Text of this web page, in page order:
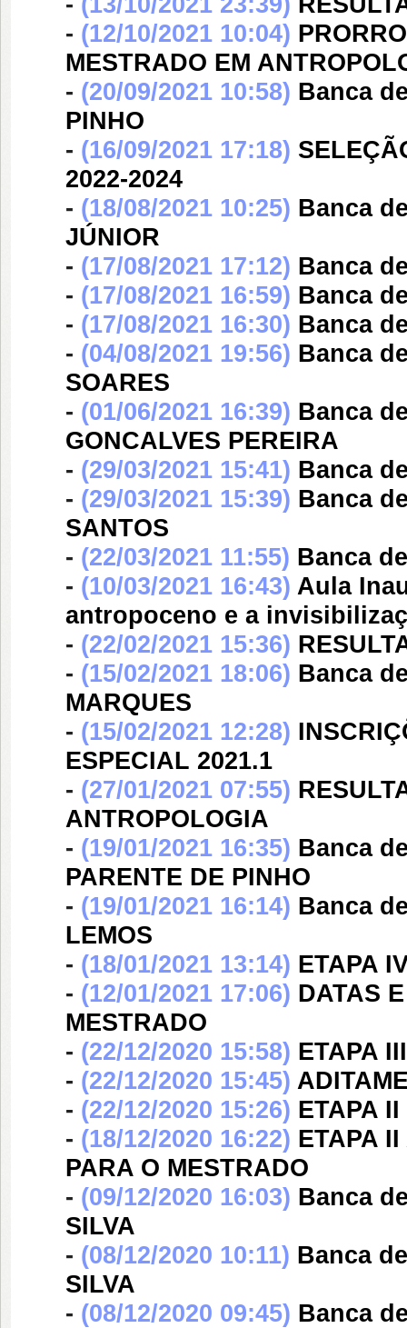
- (12/10/2021 10:04)
MESTRADO EM
- (20/09/2021 10:58) Banca
PINHO
- (16/09/2021 17:18)
2022-2024
- (18/08/2021 10:25) Banca
JÚNIOR
- (17/08/2021 17:12) Banca
- (17/08/2021 16:59) Banca
- (17/08/2021 16:30) Banca
- (04/08/2021 19:56) Banca
SOARES
- (01/06/2021 16:39) Banca
GONCALVES PEREIRA
- (29/03/2021 15:41) Banca
- (29/03/2021 15:39) Banca
SANTOS
- (22/03/2021 11:55) Banca
- (10/03/2021 16:43) Aula
antropoceno e a
- (22/02/2021 15:36)
- (15/02/2021 18:06) Banca
MARQUES
- (15/02/2021 12:28)
ESPECIAL 2021.1
- (27/01/2021 07:55)
ANTROPOLOGIA
- (19/01/2021 16:35) Banca
PARENTE DE PINHO
- (19/01/2021 16:14) Banca
LEMOS
- (18/01/2021 13:14) ETAPA
- (12/01/2021 17:06) DATAS
MESTRADO
- (22/12/2020 15:58) ETAPA
- (22/12/2020 15:45)
- (22/12/2020 15:26) ETAPA
- (18/12/2020 16:22) ETAPA
PARA O MESTRADO
- (09/12/2020 16:03) Banca
SILVA
- (08/12/2020 10:11) Banca
SILVA
- (08/12/2020 09:45) Banca